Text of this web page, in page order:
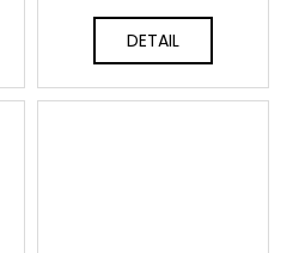
DETAIL